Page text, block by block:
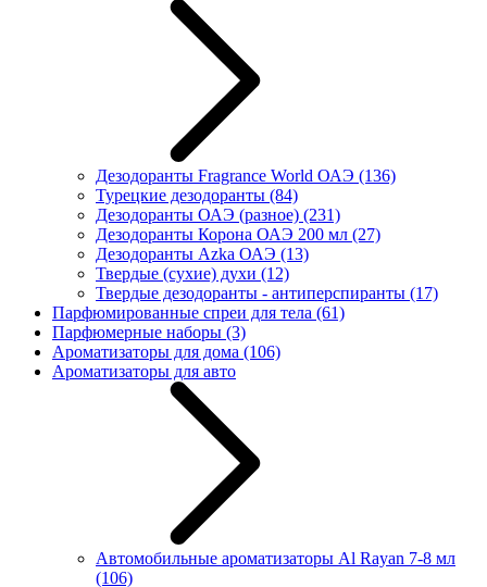
Дезодоранты Fragrance World ОАЭ (136)
Турецкие дезодоранты (84)
Дезодоранты ОАЭ (разное) (231)
Дезодоранты Корона ОАЭ 200 мл (27)
Дезодоранты Azka ОАЭ (13)
Твердые (сухие) духи (12)
Твердые дезодоранты - антиперспиранты (17)
Парфюмированные спреи для тела (61)
Парфюмерные наборы (3)
Ароматизаторы для дома (106)
Ароматизаторы для авто
Автомобильные ароматизаторы Al Rayan 7-8 мл
(106)